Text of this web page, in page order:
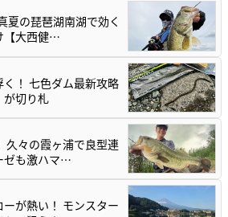
の琵琶湖南湖で効く
【大西健…
！ 七色ダム最新攻略
が切り札
久々の霞ヶ浦で良型連
ゼも激ハマ…
ーが熱い！ モンスター